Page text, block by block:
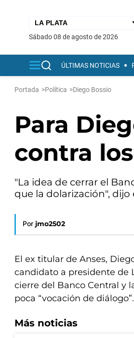
sábado 08 de agosto de 2026
ÚLTIMAS NOTICIAS
Portada >Política >Diego Bossio
Para
contra
"La idea de cerrar el
que la dolarización", dijo
Por jmo2502
El ex titular de Anses,
candidato a presidente de
cierre del Banco Central y
poca “vocación de diálogo”.
Más noticias